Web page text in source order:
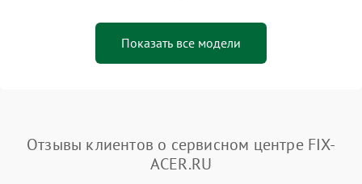
Показать все модели
Отзывы клиентов о сервисном центре FIX-
ACER.RU